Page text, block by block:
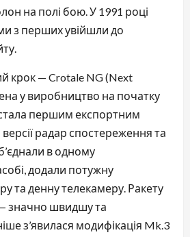
на полі бою. У 1991 році
з перших увійшли до
крок — Crotale NG (Next
у виробництво на початку
першим експортним
радар спостереження та
в одному
додали потужну
та денну телекамеру. Ракету
значно швидшу та
з’явилася модифікація Mk.3